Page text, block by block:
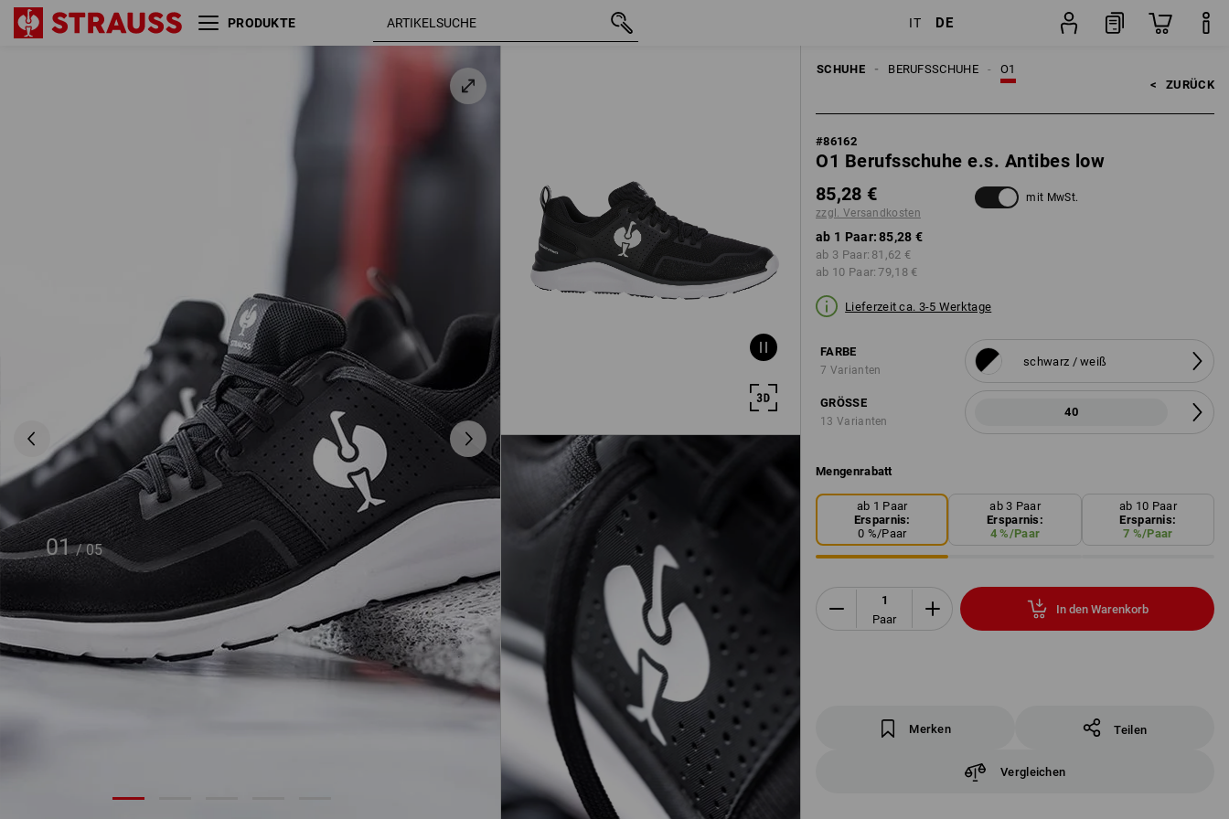
PRODUKTE IT DE
01 / 05
SCHUHE O1
BERUFSSCHUHE
< ZURÜCK
#86162
O1 Berufsschuhe e.s. Antibes low
85,28 €
zzgl. Versandkosten
mit MwSt.
ab 1 Paar:85,28 €
ab 3 Paar: 81,62 €
ab 10 Paar: 79,18 €
Lieferzeit ca. 3-5 Werktage
FARBE
7 Varianten
schwarz / weiß
GRÖSSE
13 Varianten
40
Mengenrabatt
ab 1 Paar
Ersparnis:
0 %/Paar
ab 3 Paar
Ersparnis:
4 %/Paar
ab 10 Paar
Ersparnis:
7 %/Paar
Paar
In den Warenkorb
Merken Teilen
Vergleichen
O1 Berufsschuhe e.s. Antibes
40